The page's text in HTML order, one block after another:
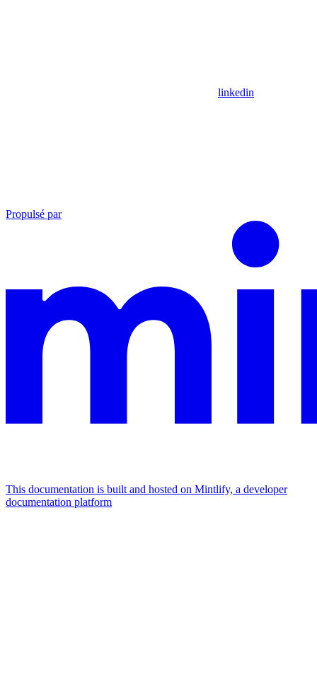
linkedin
Propulsé par
This documentation is built and hosted on Mintlify, a developer
documentation platform